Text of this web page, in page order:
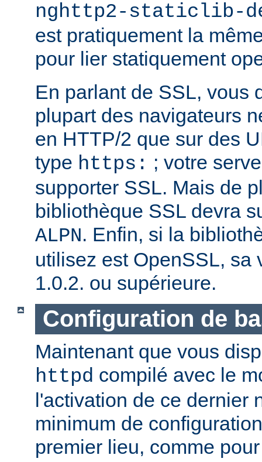
nghttp2-staticlib-
est pratiquement la
pour lier statiquement
En parlant de SSL, vous
plupart des navigateurs
en HTTP/2 que sur des
type https: ; votre
supporter SSL. Mais de
bibliothèque SSL devra
ALPN. Enfin, si la
utilisez est OpenSSL, sa
1.0.2. ou supérieure.
Configuration de
Maintenant que vous
httpd compilé avec le
l'activation de ce dernier
minimum de
premier lieu, comme